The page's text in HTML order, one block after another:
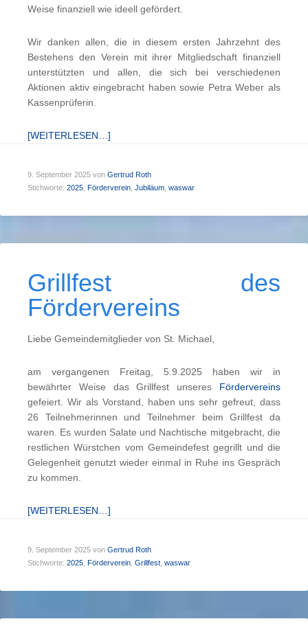
Weise finanziell wie ideell gefördert.
Wir danken allen, die in diesem ersten Jahrzehnt des
Bestehens den Verein mit ihrer Mitgliedschaft finanziell
unterstützten und allen, die sich bei verschiedenen
Aktionen aktiv eingebracht haben sowie Petra Weber als
Kassenprüferin.
[WEITERLESEN…]
9. September 2025 von Gertrud Roth
Stichworte: 2025 Förderverein Jubiläum waswar
Grillfest des
Fördervereins
Liebe Gemeindemitglieder von St. Michael,
am vergangenen Freitag, 5.9.2025 haben wir in
bewährter Weise das Grillfest unseres Fördervereins
gefeiert. Wir als Vorstand, haben uns sehr gefreut, dass
26 Teilnehmerinnen und Teilnehmer beim Grillfest da
waren. Es wurden Salate und Nachtische mitgebracht, die
restlichen Würstchen vom Gemeindefest gegrillt und die
Gelegenheit genutzt wieder einmal in Ruhe ins Gespräch
zu kommen.
[WEITERLESEN…]
9. September 2025 von Gertrud Roth
Stichworte: 2025 Förderverein Grillfest waswar